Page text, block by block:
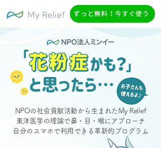
ずっと無料！今すぐ使う
NPOの社会貢献活動から生まれたMy Relief
東洋医学の理論で鼻・目・喉にアプローチ
自分のスマホで利用できる革新的プログラム